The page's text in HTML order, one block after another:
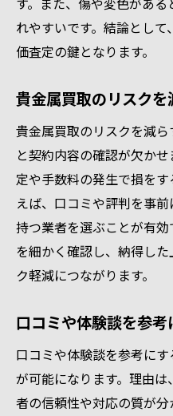
れやすいです。結論とし
価査定の鍵となります。
貴金属買取のリスク
貴金属買取のリスクを減
と契約内容の確認が欠か
定や手数料の発生で損を
えば、口コミや評判を事
持つ業者を選ぶことが有
を細かく確認し、納得し
ク軽減につながります。
口コミや体験談を参
口コミや体験談を参考に
が可能になります。理由
者の信頼性や対応の質が